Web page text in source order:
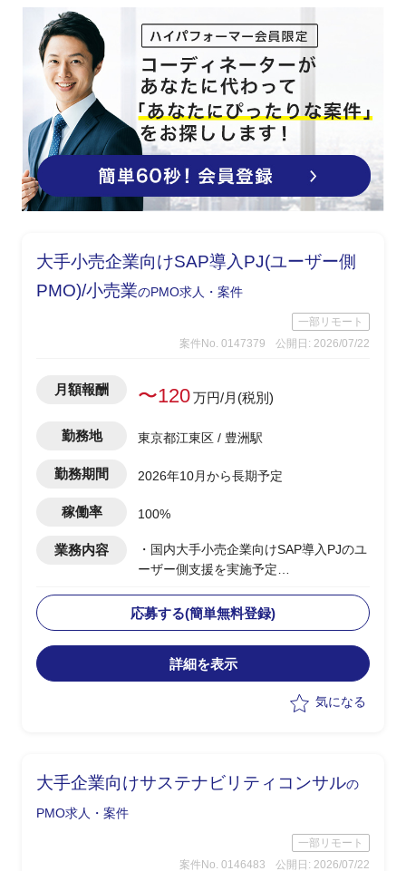
・並行して後続フェーズ(2027〜2029年
度)のカリブレーション対応を担う想定
大手小売企業向けSAP導入PJ(ユーザー側
PMO)/小売業のPMO求人・案件
一部リモート
案件No. 0147379
公開日: 2026/07/22
月額報酬 〜120万円/月(税別)
勤務地 東京都江東区 / 豊洲駅
勤務期間 2026年10月から長期予定
稼働率 100%
業務内容
・国内大手小売企業向けSAP導入PJのユ
ーザー側支援を実施予定
月)を担当
・顧客社内の合意形成
・将来SAP展開に向けたスコープと優先
順位整理
応募する(簡単無料登録)
詳細を表示
気になる
大手企業向けサステナビリティコンサルの
PMO求人・案件
一部リモート
案件No. 0146483
公開日: 2026/07/22